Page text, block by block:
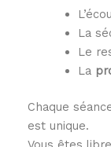
La
Le
La
Chaque
est unique.